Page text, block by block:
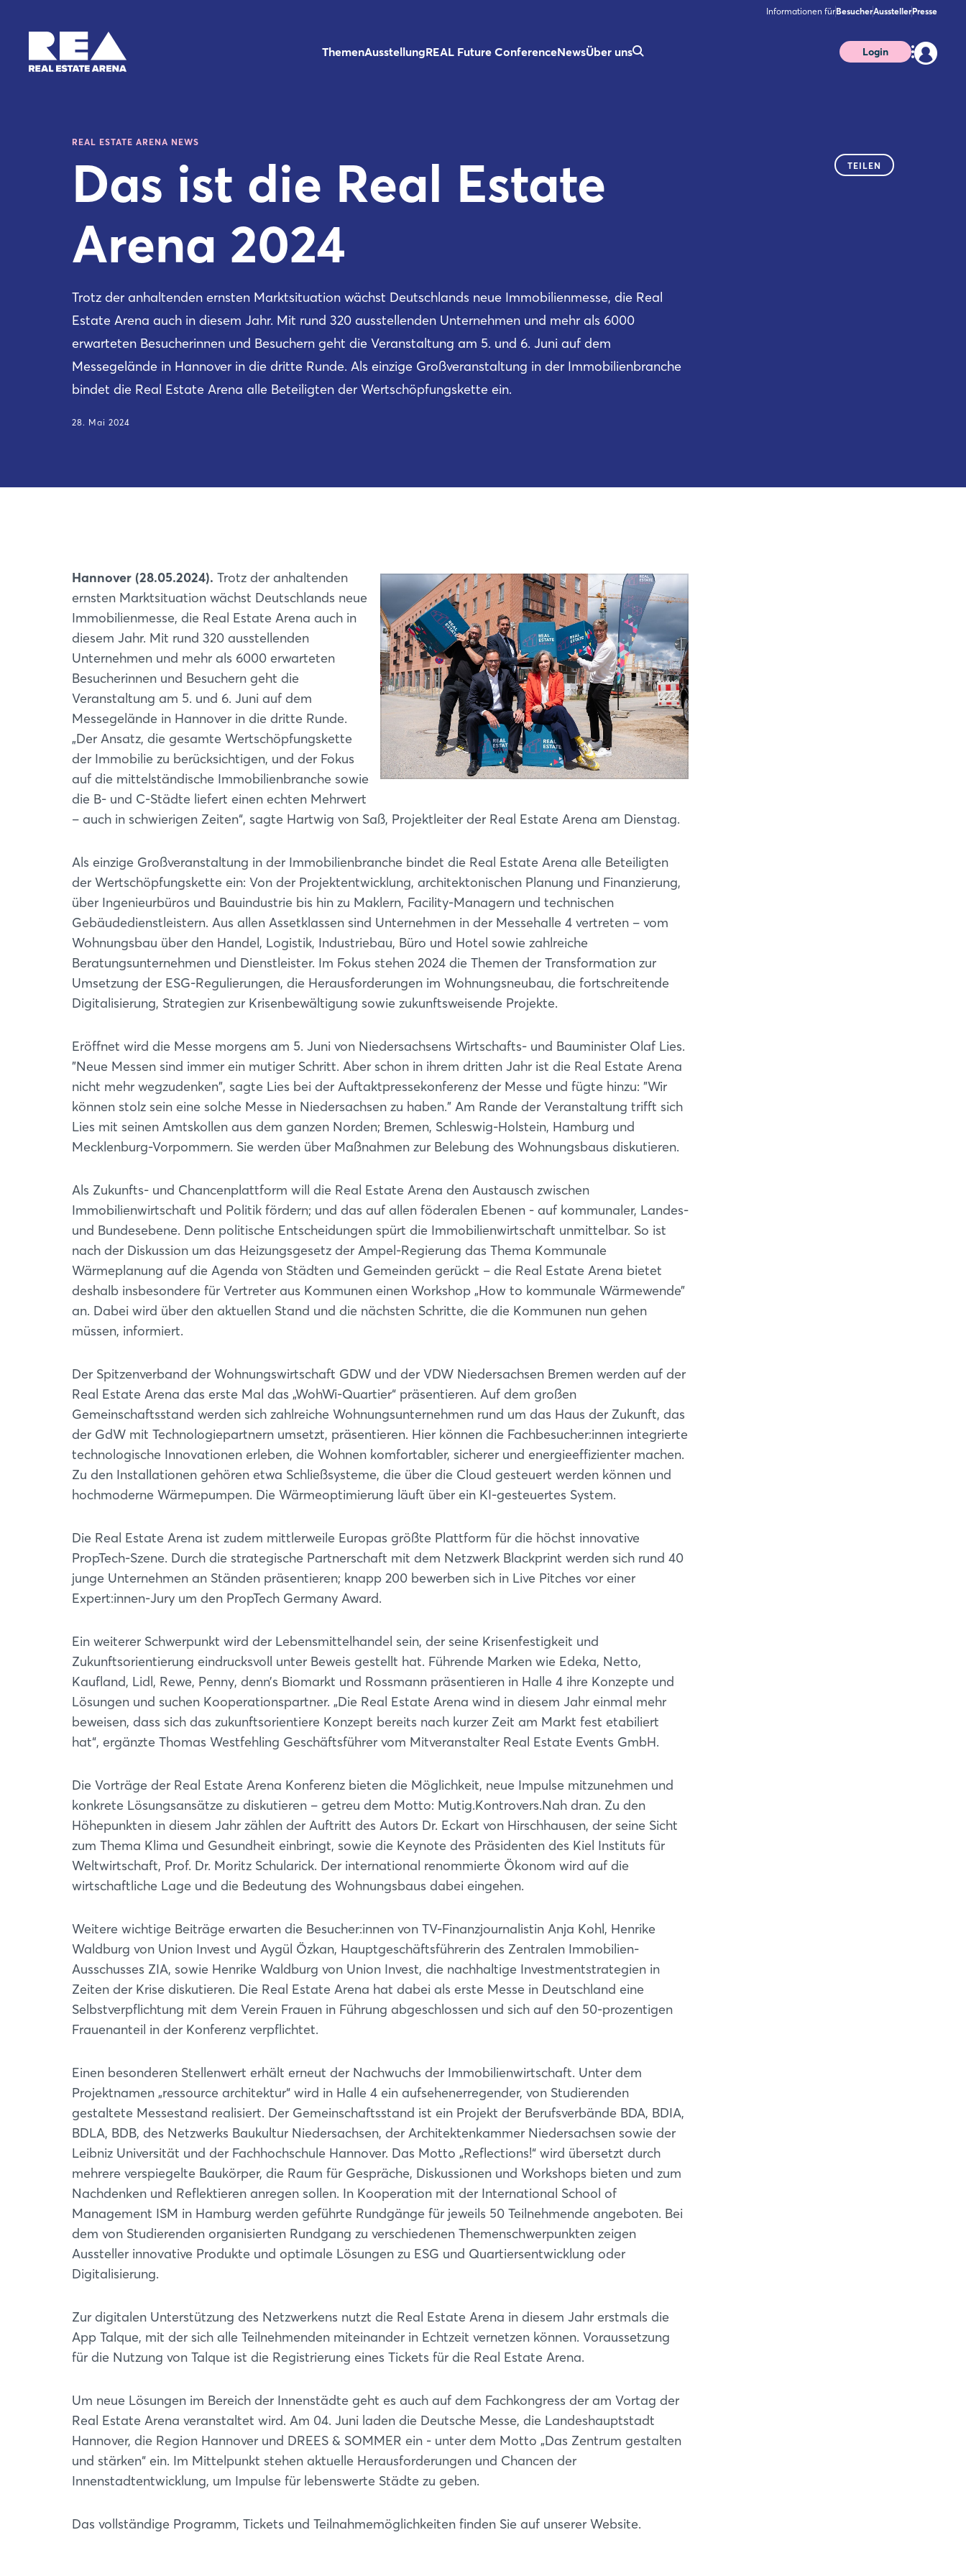
Informationen fürBesucherAusstellerPresse
ThemenAusstellungREAL Future ConferenceNewsÜber uns Login
REAL ESTATE ARENA NEWS
Das ist die Real Estate
Arena 2024
Trotz der anhaltenden ernsten Marktsituation wächst Deutschlands neue Immobilienmesse, die Real
Estate Arena auch in diesem Jahr. Mit rund 320 ausstellenden Unternehmen und mehr als 6000
erwarteten Besucherinnen und Besuchern geht die Veranstaltung am 5. und 6. Juni auf dem
Messegelände in Hannover in die dritte Runde. Als einzige Großveranstaltung in der Immobilienbranche
bindet die Real Estate Arena alle Beteiligten der Wertschöpfungskette ein.
28. Mai 2024
TEILEN
Hannover (28.05.2024). Trotz der anhaltenden
ernsten Marktsituation wächst Deutschlands neue
Immobilienmesse, die Real Estate Arena auch in
diesem Jahr. Mit rund 320 ausstellenden
Unternehmen und mehr als 6000 erwarteten
Besucherinnen und Besuchern geht die
Veranstaltung am 5. und 6. Juni auf dem
Messegelände in Hannover in die dritte Runde.
„Der Ansatz, die gesamte Wertschöpfungskette
der Immobilie zu berücksichtigen, und der Fokus
auf die mittelständische Immobilienbranche sowie
die B- und C-Städte liefert einen echten Mehrwert
– auch in schwierigen Zeiten“, sagte Hartwig von Saß, Projektleiter der Real Estate Arena am Dienstag.
Als einzige Großveranstaltung in der Immobilienbranche bindet die Real Estate Arena alle Beteiligten
der Wertschöpfungskette ein: Von der Projektentwicklung, architektonischen Planung und Finanzierung,
über Ingenieurbüros und Bauindustrie bis hin zu Maklern, Facility-Managern und technischen
Gebäudedienstleistern. Aus allen Assetklassen sind Unternehmen in der Messehalle 4 vertreten – vom
Wohnungsbau über den Handel, Logistik, Industriebau, Büro und Hotel sowie zahlreiche
Beratungsunternehmen und Dienstleister. Im Fokus stehen 2024 die Themen der Transformation zur
Umsetzung der ESG-Regulierungen, die Herausforderungen im Wohnungsneubau, die fortschreitende
Digitalisierung, Strategien zur Krisenbewältigung sowie zukunftsweisende Projekte.
Eröffnet wird die Messe morgens am 5. Juni von Niedersachsens Wirtschafts- und Bauminister Olaf Lies.
"Neue Messen sind immer ein mutiger Schritt. Aber schon in ihrem dritten Jahr ist die Real Estate Arena
nicht mehr wegzudenken", sagte Lies bei der Auftaktpressekonferenz der Messe und fügte hinzu: "Wir
können stolz sein eine solche Messe in Niedersachsen zu haben." Am Rande der Veranstaltung trifft sich
Lies mit seinen Amtskollen aus dem ganzen Norden; Bremen, Schleswig-Holstein, Hamburg und
Mecklenburg-Vorpommern. Sie werden über Maßnahmen zur Belebung des Wohnungsbaus diskutieren.
Als Zukunfts- und Chancenplattform will die Real Estate Arena den Austausch zwischen
Immobilienwirtschaft und Politik fördern; und das auf allen föderalen Ebenen - auf kommunaler, Landes-
und Bundesebene. Denn politische Entscheidungen spürt die Immobilienwirtschaft unmittelbar. So ist
nach der Diskussion um das Heizungsgesetz der Ampel-Regierung das Thema Kommunale
Wärmeplanung auf die Agenda von Städten und Gemeinden gerückt – die Real Estate Arena bietet
deshalb insbesondere für Vertreter aus Kommunen einen Workshop „How to kommunale Wärmewende”
an. Dabei wird über den aktuellen Stand und die nächsten Schritte, die die Kommunen nun gehen
müssen, informiert.
Der Spitzenverband der Wohnungswirtschaft GDW und der VDW Niedersachsen Bremen werden auf der
Real Estate Arena das erste Mal das „WohWi-Quartier“ präsentieren. Auf dem großen
Gemeinschaftsstand werden sich zahlreiche Wohnungsunternehmen rund um das Haus der Zukunft, das
der GdW mit Technologiepartnern umsetzt, präsentieren. Hier können die Fachbesucher:innen integrierte
technologische Innovationen erleben, die Wohnen komfortabler, sicherer und energieeffizienter machen.
Zu den Installationen gehören etwa Schließsysteme, die über die Cloud gesteuert werden können und
hochmoderne Wärmepumpen. Die Wärmeoptimierung läuft über ein KI-gesteuertes System.
Die Real Estate Arena ist zudem mittlerweile Europas größte Plattform für die höchst innovative
PropTech-Szene. Durch die strategische Partnerschaft mit dem Netzwerk Blackprint werden sich rund 40
junge Unternehmen an Ständen präsentieren; knapp 200 bewerben sich in Live Pitches vor einer
Expert:innen-Jury um den PropTech Germany Award.
Ein weiterer Schwerpunkt wird der Lebensmittelhandel sein, der seine Krisenfestigkeit und
Zukunftsorientierung eindrucksvoll unter Beweis gestellt hat. Führende Marken wie Edeka, Netto,
Kaufland, Lidl, Rewe, Penny, denn’s Biomarkt und Rossmann präsentieren in Halle 4 ihre Konzepte und
Lösungen und suchen Kooperationspartner. „Die Real Estate Arena wind in diesem Jahr einmal mehr
beweisen, dass sich das zukunftsorientiere Konzept bereits nach kurzer Zeit am Markt fest etabiliert
hat“, ergänzte Thomas Westfehling Geschäftsführer vom Mitveranstalter Real Estate Events GmbH.
Die Vorträge der Real Estate Arena Konferenz bieten die Möglichkeit, neue Impulse mitzunehmen und
konkrete Lösungsansätze zu diskutieren – getreu dem Motto: Mutig.Kontrovers.Nah dran. Zu den
Höhepunkten in diesem Jahr zählen der Auftritt des Autors Dr. Eckart von Hirschhausen, der seine Sicht
zum Thema Klima und Gesundheit einbringt, sowie die Keynote des Präsidenten des Kiel Instituts für
Weltwirtschaft, Prof. Dr. Moritz Schularick. Der international renommierte Ökonom wird auf die
wirtschaftliche Lage und die Bedeutung des Wohnungsbaus dabei eingehen.
Weitere wichtige Beiträge erwarten die Besucher:innen von TV-Finanzjournalistin Anja Kohl, Henrike
Waldburg von Union Invest und Aygül Özkan, Hauptgeschäftsführerin des Zentralen Immobilien-
Ausschusses ZIA, sowie Henrike Waldburg von Union Invest, die nachhaltige Investmentstrategien in
Zeiten der Krise diskutieren. Die Real Estate Arena hat dabei als erste Messe in Deutschland eine
Selbstverpflichtung mit dem Verein Frauen in Führung abgeschlossen und sich auf den 50-prozentigen
Frauenanteil in der Konferenz verpflichtet.
Einen besonderen Stellenwert erhält erneut der Nachwuchs der Immobilienwirtschaft. Unter dem
Projektnamen „ressource architektur“ wird in Halle 4 ein aufsehenerregender, von Studierenden
gestaltete Messestand realisiert. Der Gemeinschaftsstand ist ein Projekt der Berufsverbände BDA, BDIA,
BDLA, BDB, des Netzwerks Baukultur Niedersachsen, der Architektenkammer Niedersachsen sowie der
Leibniz Universität und der Fachhochschule Hannover. Das Motto „Reflections!“ wird übersetzt durch
mehrere verspiegelte Baukörper, die Raum für Gespräche, Diskussionen und Workshops bieten und zum
Nachdenken und Reflektieren anregen sollen. In Kooperation mit der International School of
Management ISM in Hamburg werden geführte Rundgänge für jeweils 50 Teilnehmende angeboten. Bei
dem von Studierenden organisierten Rundgang zu verschiedenen Themenschwerpunkten zeigen
Aussteller innovative Produkte und optimale Lösungen zu ESG und Quartiersentwicklung oder
Digitalisierung.
Zur digitalen Unterstützung des Netzwerkens nutzt die Real Estate Arena in diesem Jahr erstmals die
App Talque, mit der sich alle Teilnehmenden miteinander in Echtzeit vernetzen können. Voraussetzung
für die Nutzung von Talque ist die Registrierung eines Tickets für die Real Estate Arena.
Um neue Lösungen im Bereich der Innenstädte geht es auch auf dem Fachkongress der am Vortag der
Real Estate Arena veranstaltet wird. Am 04. Juni laden die Deutsche Messe, die Landeshauptstadt
Hannover, die Region Hannover und DREES & SOMMER ein - unter dem Motto „Das Zentrum gestalten
und stärken“ ein. Im Mittelpunkt stehen aktuelle Herausforderungen und Chancen der
Innenstadtentwicklung, um Impulse für lebenswerte Städte zu geben.
Das vollständige Programm, Tickets und Teilnahmemöglichkeiten finden Sie auf unserer Website.
Login
Einloggen
Noch nicht angemeldet?
Jetzt registrieren